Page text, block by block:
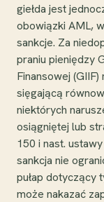
giełda jest
obowiązki AML,
sankcje. Za
praniu pieniędzy
Finansowej
sięgającą
niektórych
osiągniętej lub
150 i nast.
sankcja nie
pułap dotyczący
może nakazać